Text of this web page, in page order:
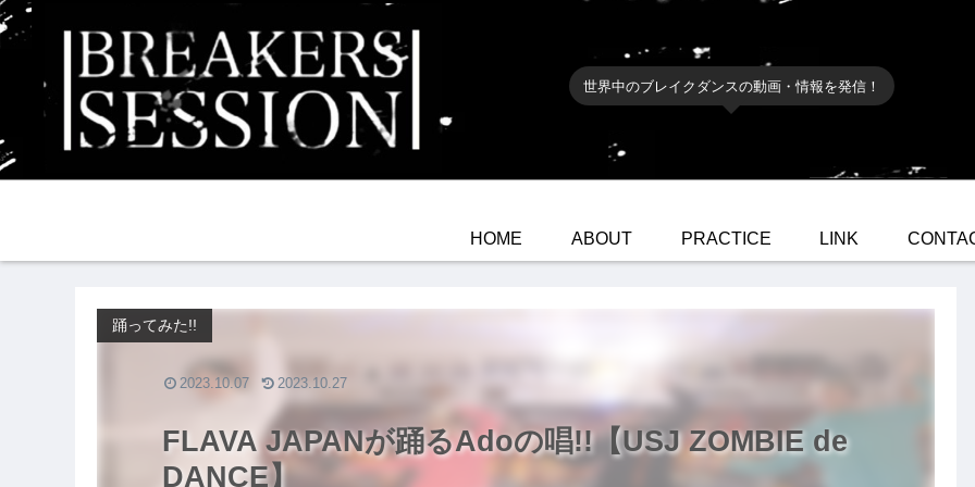
世界中のブレイクダンスの動画・情報を発信！
HOME ABOUT PRACTICE LINK
FLAVA JAPANが踊るAdoの唱!!【USJ ZOMBIE de
DANCE】
踊ってみた!!
2023.10.07 2023.10.27